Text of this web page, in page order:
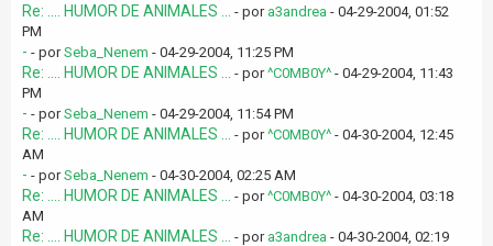
Re: .... HUMOR DE ANIMALES ... - por a3andrea - 04-29-2004, 01:52
PM
- - porSeba_Nenem - 04-29-2004, 11:25 PM
Re: .... HUMOR DE ANIMALES ... - por^C0MB0Y^ - 04-29-2004, 11:43
PM
- - porSeba_Nenem - 04-29-2004, 11:54 PM
Re: .... HUMOR DE ANIMALES ... - por^C0MB0Y^ - 04-30-2004, 12:45
AM
- - porSeba_Nenem - 04-30-2004, 02:25 AM
Re: .... HUMOR DE ANIMALES ... - por^C0MB0Y^ - 04-30-2004, 03:18
AM
Re: .... HUMOR DE ANIMALES ... - por a3andrea - 04-30-2004, 02:19